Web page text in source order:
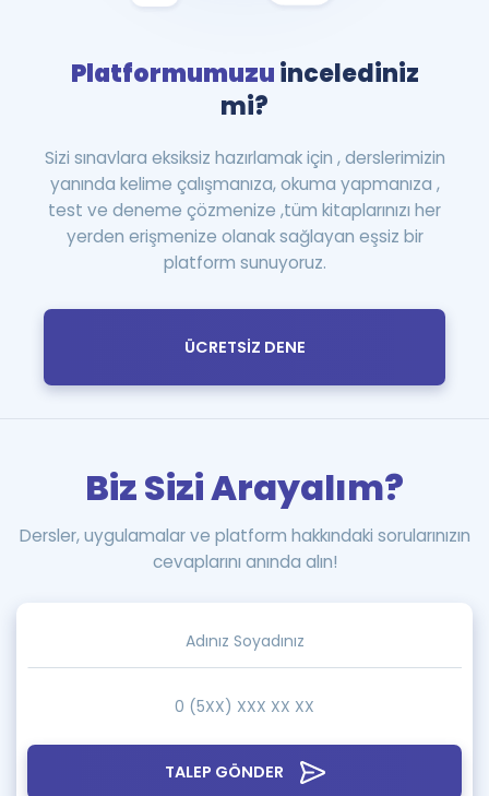
Platformumuzuincelediniz
mi?
Sizi sınavlara eksiksiz hazırlamak için , derslerimizin
yanında kelime çalışmanıza, okuma yapmanıza ,
test ve deneme çözmenize ,tüm kitaplarınızı her
yerden erişmenize olanak sağlayan eşsiz bir
platform sunuyoruz.
ÜCRETSİZ DENE
TALEP GÖNDER
Biz Sizi Arayalım?
Dersler, uygulamalar ve platform hakkındaki sorularınızın
cevaplarını anında alın!